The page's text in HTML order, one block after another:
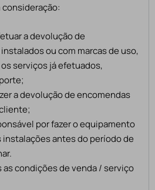
a devolução de
ou com marcas de uso,
serviços já efetuados,
a devolução de encomendas
por fazer o equipamento
instalações antes do período de
condições de venda / serviço